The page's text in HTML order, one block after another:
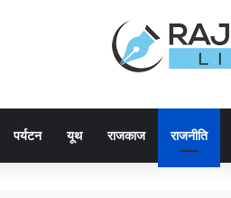
पर्यटन यूथ राजकाज राजनीति